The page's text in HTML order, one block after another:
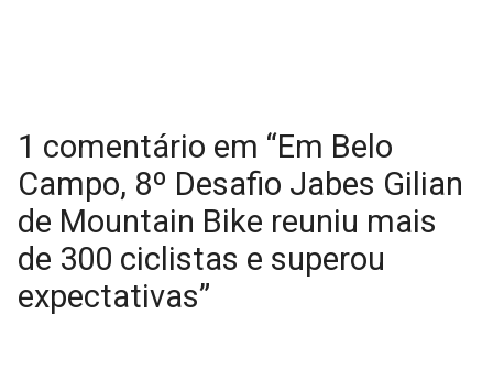
1 comentário em “Em Belo
Campo, 8º Desafio Jabes Gilian
de Mountain Bike reuniu mais
de 300 ciclistas e superou
expectativas”